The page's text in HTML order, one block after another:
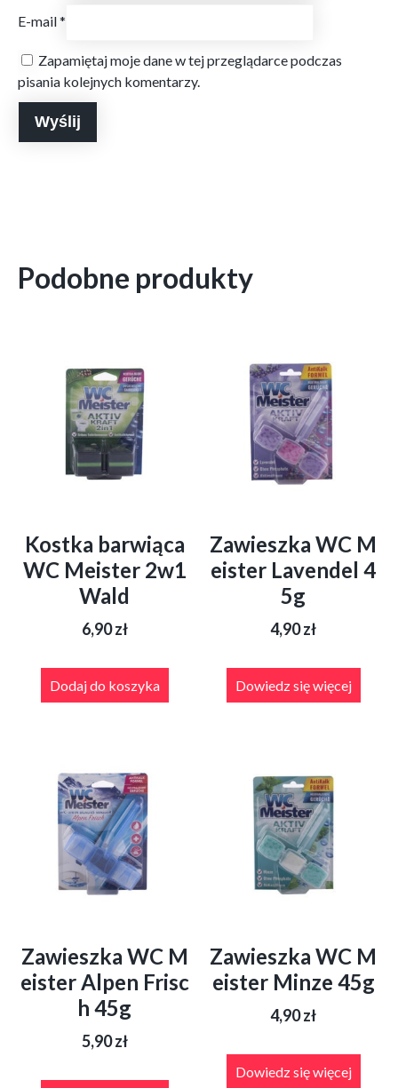
E-mail*
Zapamiętaj moje dane w tej przeglądarce podczas
pisania kolejnych komentarzy.
Podobne produkty
Kostka barwiąca
WC Meister 2w1
Wald
6,90zł
Dodaj do koszyka
Zawieszka WC M
eister Lavendel 4
5g
4,90zł
Dowiedz się więcej
Zawieszka WC M
eister Alpen Frisc
h 45g
5,90zł
Zawieszka WC M
eister Minze 45g
4,90zł
Dowiedz się więcej